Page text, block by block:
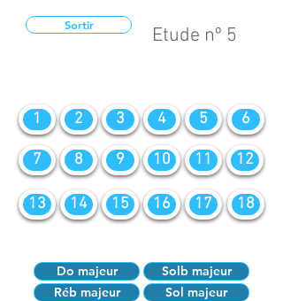
Sortir Etude nº 5
1 2 3 4 5 6
7 8 9 10 11 12
13 14 15 16 17 18
Do majeur
Solb majeur
Réb majeur
Sol majeur